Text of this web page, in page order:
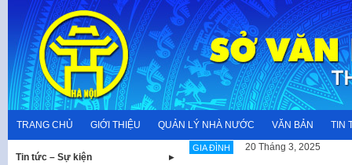
content
TRANG CHỦ GIỚI THIỆU QUẢN LÝ NHÀ NƯỚC VĂN BẢN TIN
GIA ĐÌNH 20 Tháng 3, 2025
Tin tức – Sự kiện